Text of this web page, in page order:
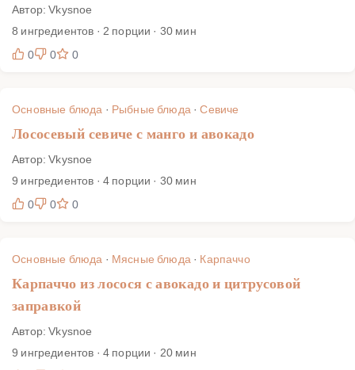
Автор: Vkysnoe
8 ингредиентов · 2 порции · 30 мин
0
0 0
Основные блюда · Рыбные блюда·Севиче
Лососевый севиче с манго и авокадо
Автор: Vkysnoe
9 ингредиентов · 4 порции · 30 мин
0
0 0
Основные блюда · Мясные блюда· Карпаччо
Карпаччо из лосося с авокадо и цитрусовой
заправкой
Автор: Vkysnoe
9 ингредиентов · 4 порции · 20 мин